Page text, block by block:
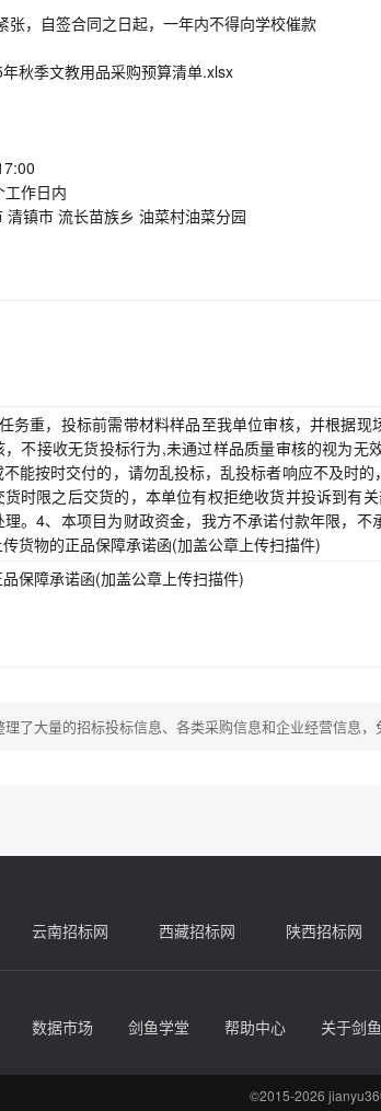
张，自签合同之日起，一年内不得向学校催款
秋季文教用品采购预算清单.xlsx
作日内
镇市 流长苗族乡 油菜村油菜分园
务重，投标前需带材料样品至我单位审核，并根据
不接收无货投标行为,未通过样品质量审核的视为无
能按时交付的，请勿乱投标，乱投标者响应不及时
时限之后交货的，本单位有权拒绝收货并投诉到有
。4、本项目为财政资金，我方不承诺付款年限，
货物的正品保障承诺函(加盖公章上传扫描件)
保障承诺函(加盖公章上传扫描件)
了大量的招标投标信息、各类采购信息和企业经营信息，
云南招标网 西藏招标网 陕西招标网
数据市场 剑鱼学堂 帮助中心 关于剑鱼
©2015-2026